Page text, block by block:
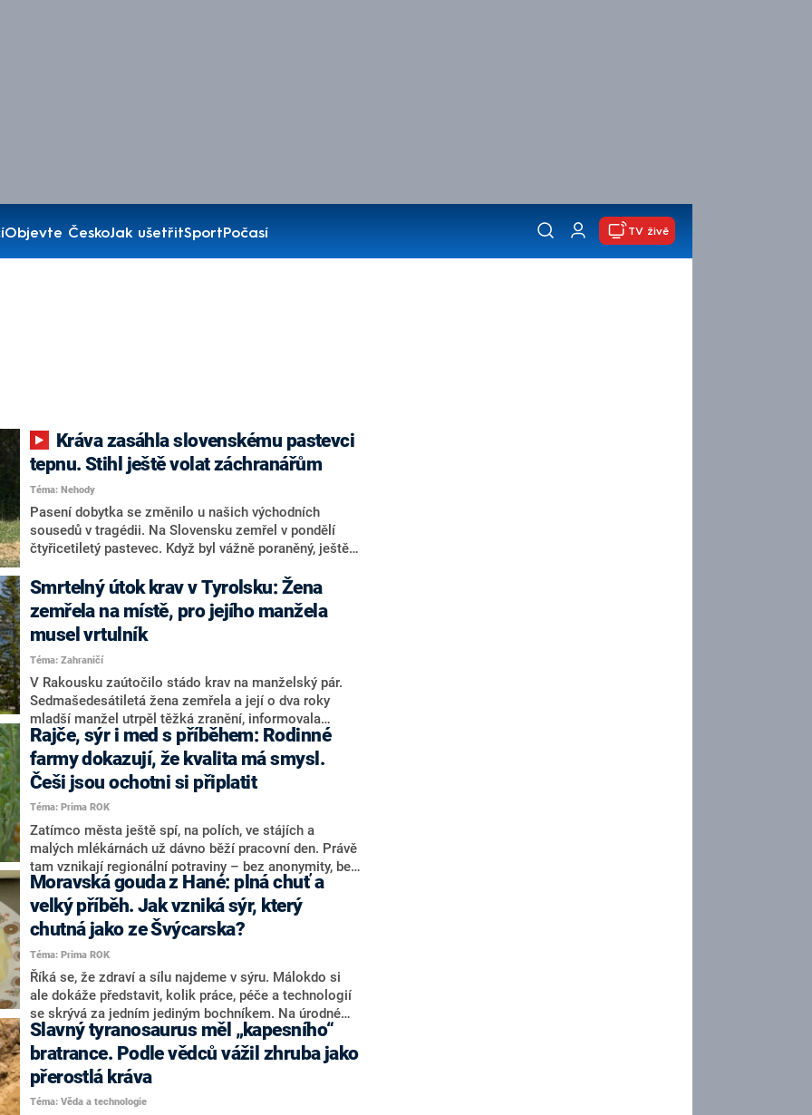
Objevte ČeskoJak ušetřitSportPočasí TV živě
tepnu. Stihl ještě volat záchranářům
Téma: Nehody
Pasení dobytka se změnilo u našich východních
sousedů v tragédii. Na Slovensku zemřel v pondělí
čtyřicetiletý pastevec. Když byl vážně poraněný, ještě
svým zraněním podlehl. Neštěstí se stalo na louce asi
kilometr a půl od nejbližší obce.
Smrtelný útok krav v Tyrolsku: Žena
zemřela na místě, pro jejího manžela
musel vrtulník
Téma: Zahraničí
V Rakousku zaútočilo stádo krav na manželský pár.
Sedmašedesátiletá žena zemřela a její o dva roky
mladší manžel utrpěl těžká zranění, informovala
policie.
Rajče, sýr i med s příběhem: Rodinné
farmy dokazují, že kvalita má smysl.
Češi jsou ochotni si připlatit
Téma: Prima ROK
Zatímco města ještě spí, na polích, ve stájích a
malých mlékárnách už dávno běží pracovní den. Právě
tam vznikají regionální potraviny – bez anonymity, bez
dlouhých cest a často v rukou celých rodin. Co se
skrývá za značkou Regionální potravina a proč mají
některé jogurty, rajčata, sýry nebo med cenu, která
dává smysl?
Moravská gouda z Hané: plná chuť a
velký příběh. Jak vzniká sýr, který
chutná jako ze Švýcarska?
Téma: Prima ROK
Říká se, že zdraví a sílu najdeme v sýru. Málokdo si
ale dokáže představit, kolik práce, péče a technologií
se skrývá za jedním jediným bochníkem. Na úrodné
Hané, nedaleko Prostějova, vznikají sýry, které si
vysloužily přezdívku moravský Rolls Royce. A jejich
cesta od krávy až na stůl je překvapivě krátká.
Slavný tyranosaurus měl „kapesního“
bratrance. Podle vědců vážil zhruba jako
přerostlá kráva
Téma: Věda a technologie